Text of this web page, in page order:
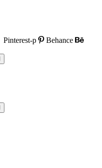
Pinterest-p
Behance